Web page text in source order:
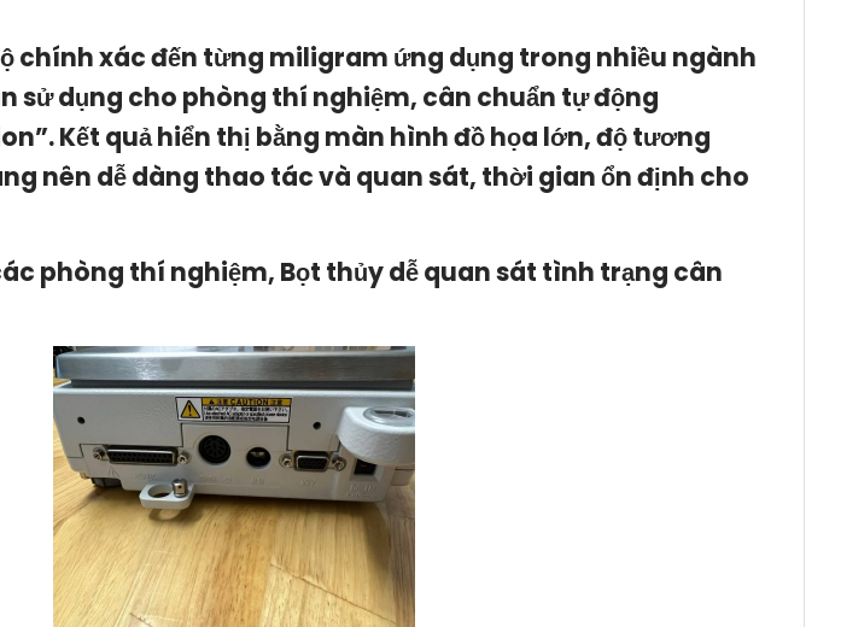
chính xác đến từng miligram ứng dụng trong nhiều ngành
sử dụng cho phòng thí nghiệm, cân chuẩn tự động
Kết quả hiển thị bằng màn hình đồ họa lớn, độ tương
nên dễ dàng thao tác và quan sát, thời gian ổn định cho
phòng thí nghiệm, Bọt thủy dễ quan sát tình trạng cân